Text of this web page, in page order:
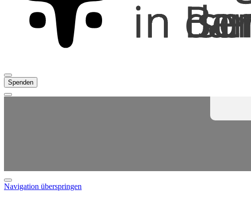
Spenden
Navigation überspringen